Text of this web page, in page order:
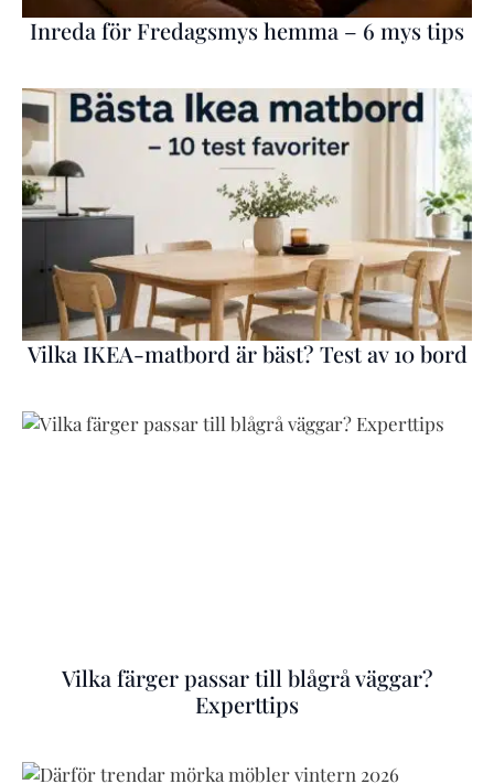
Inreda för Fredagsmys hemma – 6 mys tips
Vilka IKEA-matbord är bäst? Test av 10 bord
Vilka färger passar till blågrå väggar?
Experttips